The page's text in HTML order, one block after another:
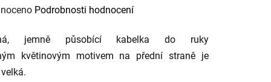
Podrobnosti hodnocení
jemně působící kabelka do ruky
květinovým motivem na přední straně je